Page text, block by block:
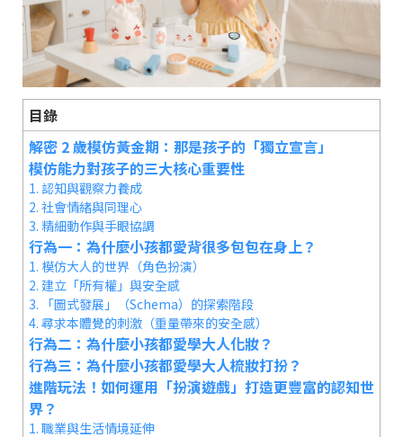
目錄
解密 2 歲模仿黃金期：那是孩子的「獨立宣言」
模仿能力對孩子的三大核心重要性
1. 認知與觀察力養成
2. 社會情緒與同理心
3. 精細動作與手眼協調
行為一：為什麼小孩都愛背很多包包在身上？
1. 模仿大人的世界（角色扮演）
2. 建立「所有權」與安全感
3. 「圖式發展」（Schema）的探索階段
4. 尋求本體覺的刺激（重量帶來的安全感）
行為二：為什麼小孩都愛學大人化妝？
行為三：為什麼小孩都愛學大人梳妝打扮？
進階玩法！如何運用「扮演遊戲」打造更豐富的認知世
界？
1. 職業與生活情境延伸